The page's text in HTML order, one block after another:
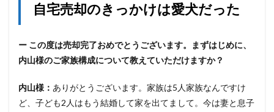
自宅売却のきっかけは愛犬だった
ー この度は売却完了おめでとうございます。まずはじめに、
内山様のご家族構成について教えていただけますか？
内山様： ありがとうございます。家族は5人家族なんですけ
ど、子ども2人はもう結婚して家を出てまして。今は妻と息子